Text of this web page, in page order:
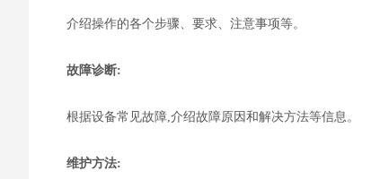
介绍操作的各个步骤、要求、注意事项等。
故障诊断:
根据设备常见故障,介绍故障原因和解决方法等信息。
维护方法: